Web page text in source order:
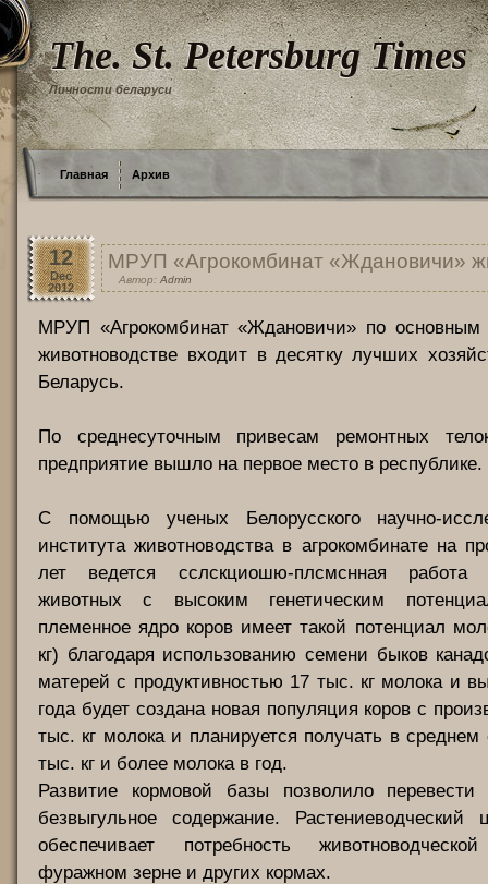
The. St. Petersburg Times
Личности беларуси
Главная Архив
12
Dec
2012
МРУП «Агрокомбинат «Ждановичи»
Автор: Admin
МРУП «Агрокомбинат «Ждановичи» по основным
животноводстве входит в десятку лучших
Беларусь.
По среднесуточным привесам ремонтных
предприятие вышло на первое место в республике.
С помощью ученых Белорусского научно-
института животноводства в агрокомбинате на
лет ведется сслскциошю-плсмснная
животных с высоким генетическим
племенное ядро коров имеет такой потенциал
кг) благодаря использованию семени быков
матерей с продуктивностью 17 тыс. кг молока и
года будет создана новая популяция коров с
тыс. кг молока и планируется получать в
тыс. кг и более молока в год.
Развитие кормовой базы позволило
безвыгульное содержание. Растениеводческий
обеспечивает потребность
фуражном зерне и других кормах.